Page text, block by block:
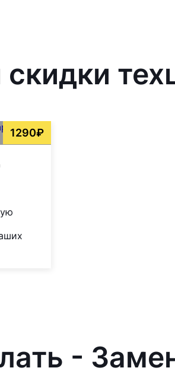
1290₽
-